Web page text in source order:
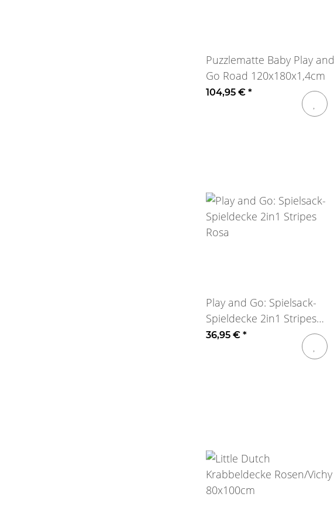
Puzzlematte Baby Play and
Go Road 120x180x1,4cm
104,95 € *
Play and Go: Spielsack-
Spieldecke 2in1 Stripes
Rosa
36,95 € *